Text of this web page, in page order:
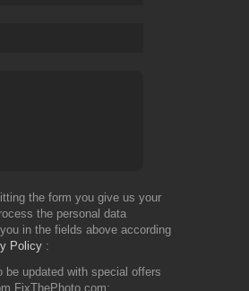
the form you give us your
the personal data
in the fields above according
Policy
be updated with special offers
FixThePhoto.com